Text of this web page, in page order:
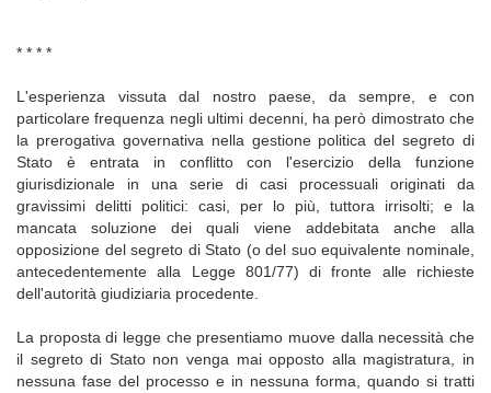
* * * *
L'esperienza vissuta dal nostro paese, da sempre, e con
particolare frequenza negli ultimi decenni, ha però dimostrato che
la prerogativa governativa nella gestione politica del segreto di
Stato è entrata in conflitto con l'esercizio della funzione
giurisdizionale in una serie di casi processuali originati da
gravissimi delitti politici: casi, per lo più, tuttora irrisolti; e la
mancata soluzione dei quali viene addebitata anche alla
opposizione del segreto di Stato (o del suo equivalente nominale,
antecedentemente alla Legge 801/77) di fronte alle richieste
dell'autorità giudiziaria procedente.
La proposta di legge che presentiamo muove dalla necessità che
il segreto di Stato non venga mai opposto alla magistratura, in
nessuna fase del processo e in nessuna forma, quando si tratti